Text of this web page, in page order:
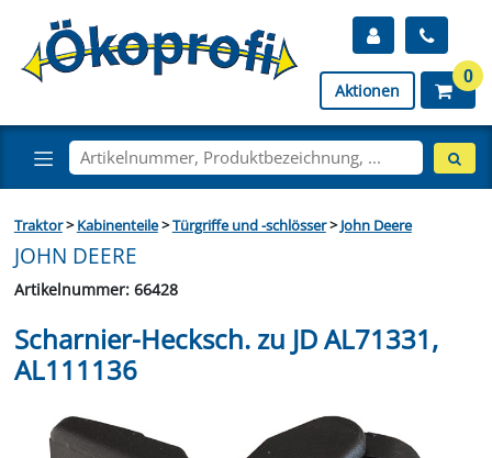
Aktionen
0
Traktor>Kabinenteile>Türgriffe und -schlösser>John Deere
JOHN DEERE
Artikelnummer: 66428
Scharnier-Hecksch. zu JD AL71331,
AL111136